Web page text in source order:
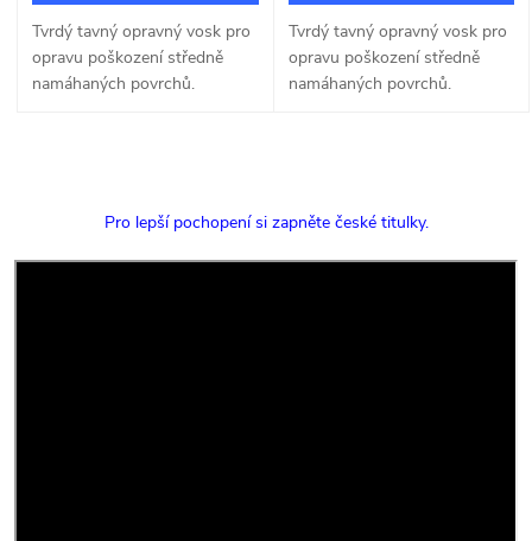
Tvrdý tavný opravný vosk pro
opravu poškození středně
namáhaných povrchů.
Tvrdý tavný opravný vosk pro
opravu poškození středně
namáhaných povrchů.
l
Pro lepší pochopení si zapněte české titulky.